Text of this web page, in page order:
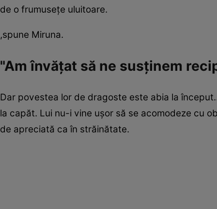
de o frumuseţe uluitoare.
,spune Miruna.
"Am învăţat să ne susţinem
Dar povestea lor de dragoste este abia la
la capăt. Lui nu-i vine uşor să se acomodeze cu
de apreciată ca în străinătate.